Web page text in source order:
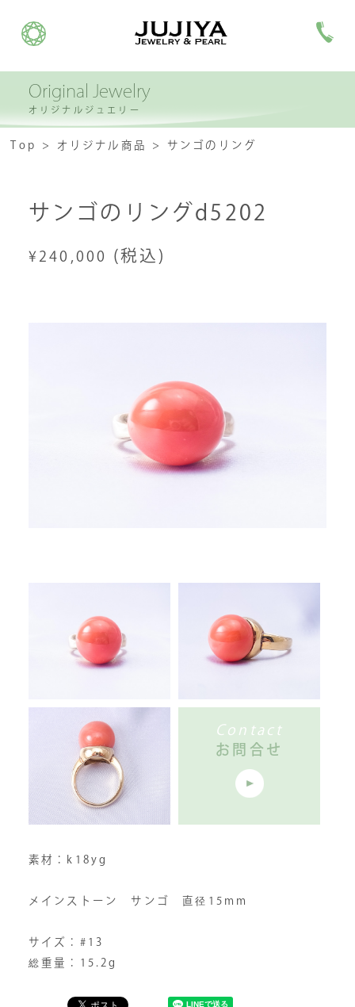
Original Jewelry
オリジナルジュエリー
Top オリジナル商品 サンゴのリング
サンゴのリングd5202
¥240,000 (税込)
素材：k18yg
メインストーン サンゴ 直径15mm
サイズ：#13
総重量：15.2g
Contact
お問合せ